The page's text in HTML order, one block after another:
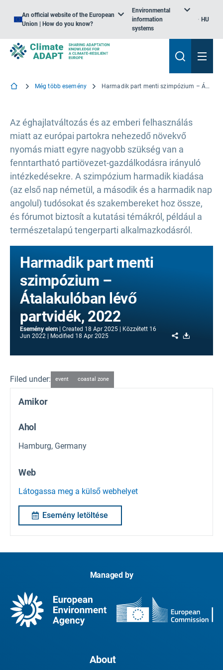
An official website of the European
Union | How do you know?
Environmental
information
systems
HU
Még több esemény Harmadik part menti szimpózium – Átalakulóban lévő partvidék, 2022
Az éghajlatváltozás és az emberi felhasználás
miatt az európai partokra nehezedő növekvő
nyomás miatt egyre nagyobb szükség van a
fenntartható partiövezet-gazdálkodásra irányuló
intézkedésekre. A szimpózium harmadik kiadása
(az első nap németül, a második és a harmadik nap
angolul) tudósokat és szakembereket hoz össze,
és fórumot biztosít a kutatási témákról, például a
természetalapú tengerparti alkalmazkodásról.
Harmadik part menti
szimpózium –
Átalakulóban lévő
partvidék, 2022
Esemény elem Created 18 Apr 2025 Közzétett 16
Jun 2022
Modified 18 Apr 2025 Share
Filed under: event coastal zone
Amikor
Ahol
Hamburg, Germany
Web
Látogassa meg a külső webhelyet
Esemény letöltése
Managed by
About